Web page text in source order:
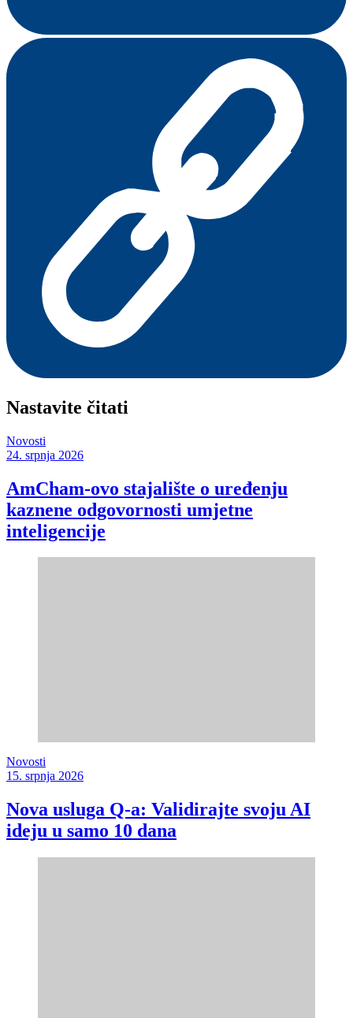
Nastavite čitati
Novosti
24. srpnja 2026
AmCham-ovo stajalište o uređenju
kaznene odgovornosti umjetne
inteligencije
Novosti
15. srpnja 2026
Nova usluga Q-a: Validirajte svoju AI
ideju u samo 10 dana